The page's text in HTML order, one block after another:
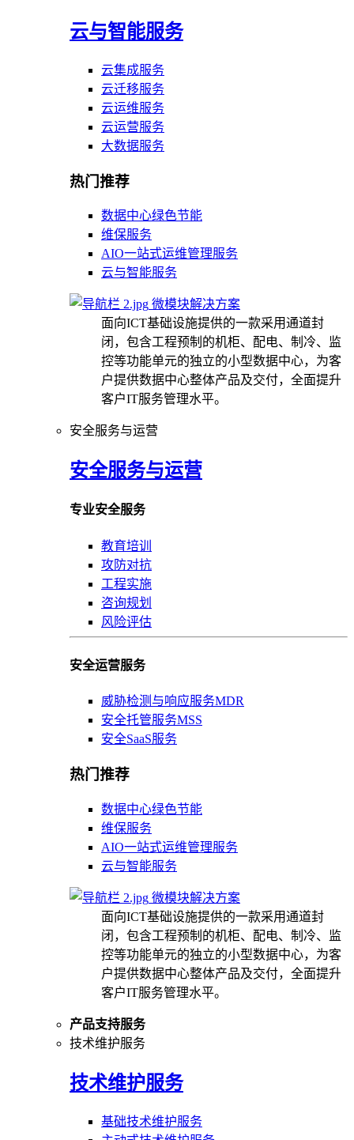
云与智能服务
云集成服务
云迁移服务
云运维服务
云运营服务
大数据服务
热门推荐
数据中心绿色节能
维保服务
AIO一站式运维管理服务
云与智能服务
微模块解决方案
面向ICT基础设施提供的一款采用通道封
闭，包含工程预制的机柜、配电、制冷、监
控等功能单元的独立的小型数据中心，为客
户提供数据中心整体产品及交付，全面提升
客户IT服务管理水平。
安全服务与运营
安全服务与运营
专业安全服务
教育培训
攻防对抗
工程实施
咨询规划
风险评估
安全运营服务
威胁检测与响应服务MDR
安全托管服务MSS
安全SaaS服务
热门推荐
数据中心绿色节能
维保服务
AIO一站式运维管理服务
云与智能服务
微模块解决方案
面向ICT基础设施提供的一款采用通道封
闭，包含工程预制的机柜、配电、制冷、监
控等功能单元的独立的小型数据中心，为客
户提供数据中心整体产品及交付，全面提升
客户IT服务管理水平。
产品支持服务
技术维护服务
技术维护服务
基础技术维护服务